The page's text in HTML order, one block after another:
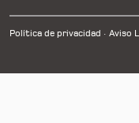
Política de privacidad Aviso